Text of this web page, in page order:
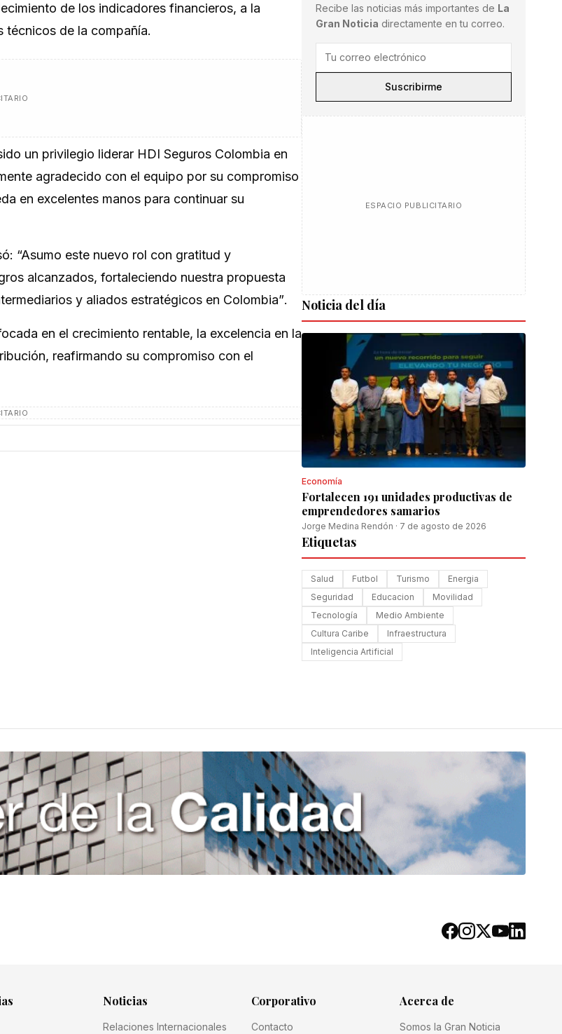
de los indicadores financieros, a la
técnicos de la compañía.
un privilegio liderar HDI Seguros Colombia en
agradecido con el equipo por su compromiso
en excelentes manos para continuar su
“Asumo este nuevo rol con gratitud y
alcanzados, fortaleciendo nuestra propuesta
y aliados estratégicos en Colombia”.
en el crecimiento rentable, la excelencia en la
reafirmando su compromiso con el
Recibe las noticias más importantes de La
Gran Noticia directamente en tu correo.
Suscribirme
ESPACIO PUBLICITARIO
Noticia del día
Economía
Fortalecen 191 unidades productivas de
emprendedores samarios
Jorge Medina Rendón · 7 de agosto de 2026
Etiquetas
Salud Futbol Turismo
Energia
Seguridad
Educacion
Movilidad
Tecnología
Medio Ambiente
Cultura Caribe
Infraestructura
Inteligencia Artificial
Noticias
Relaciones Internacionales
Corporativo
Contacto
Acerca de
Somos la Gran Noticia